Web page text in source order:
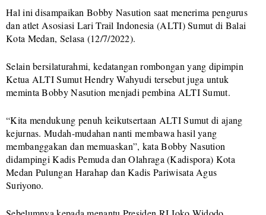
Hal ini disampaikan Bobby Nasution saat menerima pengurus
dan atlet Asosiasi Lari Trail Indonesia (ALTI) Sumut di Balai
Kota Medan, Selasa (12/7/2022).
Selain bersilaturahmi, kedatangan rombongan yang dipimpin
Ketua ALTI Sumut Hendry Wahyudi tersebut juga untuk
meminta Bobby Nasution menjadi pembina ALTI Sumut.
“Kita mendukung penuh keikutsertaan ALTI Sumut di ajang
kejurnas. Mudah-mudahan nanti membawa hasil yang
membanggakan dan memuaskan”, kata Bobby Nasution
didampingi Kadis Pemuda dan Olahraga (Kadispora) Kota
Medan Pulungan Harahap dan Kadis Pariwisata Agus
Suriyono.